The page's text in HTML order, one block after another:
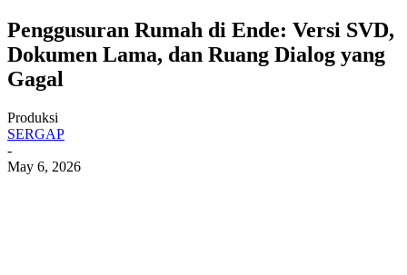
Penggusuran Rumah di Ende: Versi SVD,
Dokumen Lama, dan Ruang Dialog yang
Gagal
Produksi
SERGAP
-
May 6, 2026